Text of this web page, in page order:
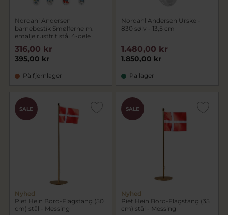
Nordahl Andersen
barnebestik Smølferne m.
emalje rustfrit stål 4-dele
395,00 kr
316,00 kr
På fjernlager
Nordahl Andersen Urske -
830 sølv - 13,5 cm
1.850,00 kr
1.480,00 kr
På lager
SALE
Nyhed
Piet Hein Bord-Flagstang (50
cm) stål - Messing
SALE
Nyhed
Piet Hein Bord-Flagstang (35
cm) stål - Messing